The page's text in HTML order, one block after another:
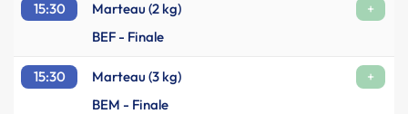
15:30 Marteau (2 kg)
+
BEF - Finale
15:30 Marteau (3 kg)
+
BEM - Finale